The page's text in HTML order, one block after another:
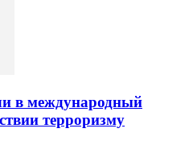
в международный
терроризму